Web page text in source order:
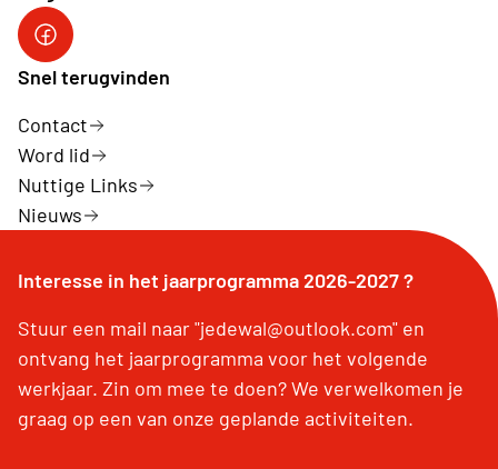
Facebook
Snel terugvinden
Contact
Word lid
Nuttige Links
Nieuws
Interesse in het jaarprogramma 2026-2027 ?
Stuur een mail naar "jedewal@outlook.com" en
ontvang het jaarprogramma voor het volgende
werkjaar. Zin om mee te doen? We verwelkomen je
graag op een van onze geplande activiteiten.